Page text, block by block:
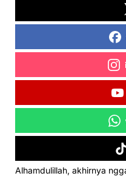
Alhamdulillah, akhirnya